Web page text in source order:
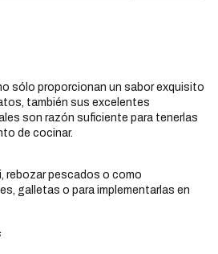
sólo proporcionan un sabor exquisito
también sus excelentes
son razón suficiente para tenerlas
de cocinar.
rebozar pescados o como
galletas o para implementarlas en